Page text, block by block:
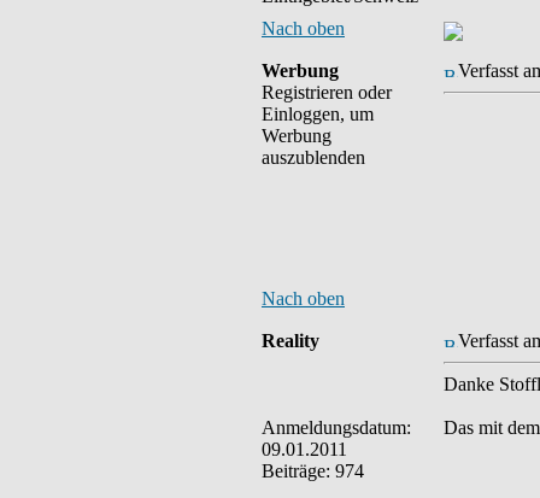
Nach oben
Werbung
Registrieren oder
Einloggen, um
Werbung
auszublenden
Verfasst
Nach oben
Reality
Anmeldungsdatum:
09.01.2011
Beiträge: 974
Verfasst
Danke
Das mit